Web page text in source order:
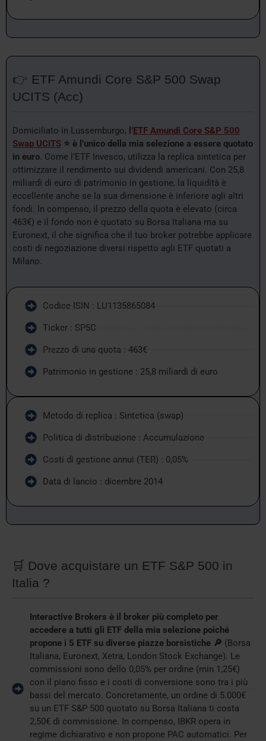
👉 ETF Amundi Core S&P 500 Swap
UCITS (Acc)
Domiciliato in Lussemburgo, l’ETF Amundi Core S&P 500
Swap UCITS ⭐ è l’unico della mia selezione a essere quotato
in euro . Come l’ETF Invesco, utilizza la replica sintetica per
ottimizzare il rendimento sui dividendi americani. Con 25,8
miliardi di euro di patrimonio in gestione, la liquidità è
eccellente anche se la sua dimensione è inferiore agli altri
fondi. In compenso, il prezzo della quota è elevato (circa
463€) e il fondo non è quotato su Borsa Italiana ma su
Euronext, il che significa che il tuo broker potrebbe applicare
costi di negoziazione diversi rispetto agli ETF quotati a
Milano.
Codice ISIN : LU1135865084
Ticker : SP5C
Prezzo di una quota : 463€
Patrimonio in gestione : 25,8 miliardi di euro
Metodo di replica : Sintetica (swap)
Politica di distribuzione : Accumulazione
Costi di gestione annui (TER) : 0,05%
Data di lancio : dicembre 2014
🛒 Dove acquistare un ETF S&P 500 in
Italia ?
Interactive Brokers è il broker più completo per
accedere a tutti gli ETF della mia selezione poiché
propone i 5 ETF su diverse piazze borsistiche 🔎 (Borsa
Italiana, Euronext, Xetra, London Stock Exchange). Le
commissioni sono dello 0,05% per ordine (min 1,25€)
con il piano fisso e i costi di conversione sono tra i più
bassi del mercato. Concretamente, un ordine di 5.000€
su un ETF S&P 500 quotato su Borsa Italiana ti costa
2,50€ di commissione. In compenso, IBKR opera in
regime dichiarativo e non propone PAC automatici. Per